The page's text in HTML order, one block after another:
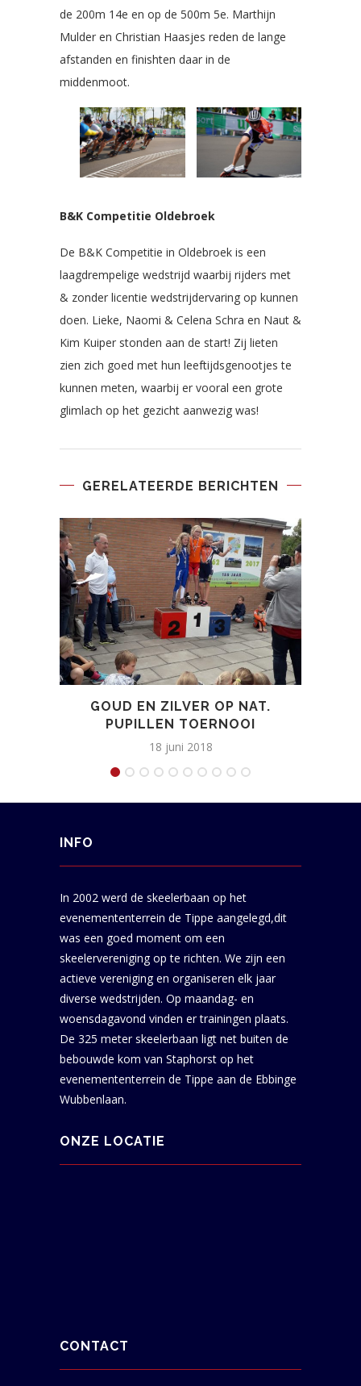
de 200m 14e en op de 500m 5e. Marthijn
Mulder en Christian Haasjes reden de lange
afstanden en finishten daar in de
middenmoot.
B&K Competitie Oldebroek
De B&K Competitie in Oldebroek is een
laagdrempelige wedstrijd waarbij rijders met
& zonder licentie wedstrijdervaring op kunnen
doen. Lieke, Naomi & Celena Schra en Naut &
Kim Kuiper stonden aan de start! Zij lieten
zien zich goed met hun leeftijdsgenootjes te
kunnen meten, waarbij er vooral een grote
glimlach op het gezicht aanwezig was!
GERELATEERDE BERICHTEN
GOUD EN ZILVER OP NAT.
PUPILLEN TOERNOOI
18 juni 2018
INFO
In 2002 werd de skeelerbaan op het
evenemententerrein de Tippe aangelegd,dit
was een goed moment om een
skeelervereniging op te richten. We zijn een
actieve vereniging en organiseren elk jaar
diverse wedstrijden. Op maandag- en
woensdagavond vinden er trainingen plaats.
De 325 meter skeelerbaan ligt net buiten de
bebouwde kom van Staphorst op het
evenemententerrein de Tippe aan de Ebbinge
Wubbenlaan.
ONZE LOCATIE
CONTACT